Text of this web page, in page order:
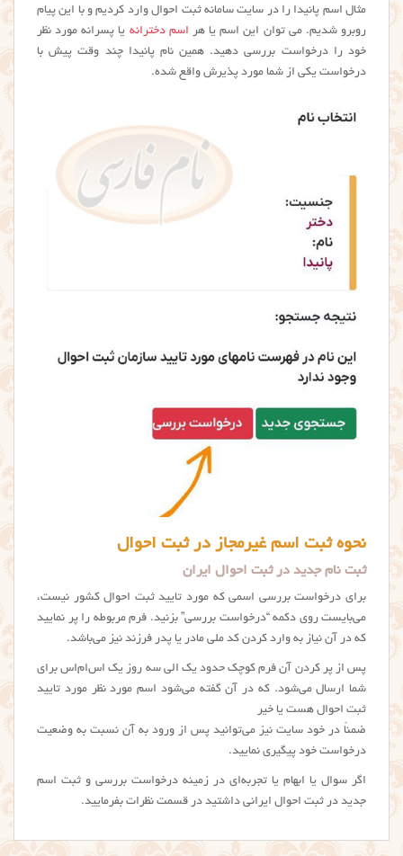
مثال اسم پانیدا را در سایت سامانه ثبت احوال وارد کردیم و با این پیام
روبرو شدیم. می توان این اسم یا هر اسم دخترانه یا پسرانه مورد نظر
خود را درخواست بررسی دهید. همین نام پانیدا چند وقت پیش با
درخواست یکی از شما مورد پذیرش واقع شده.
نحوه ثبت اسم غیرمجاز در ثبت احوال
ثبت نام جدید در ثبت احوال ایران
برای درخواست بررسی اسمی که مورد تایید ثبت احوال کشور نیست،
می‌بایست روی دکمه “درخواست بررسی” بزنید. فرم مربوطه را پر نمایید
که در آن نیاز به وارد کردن کد ملی مادر یا پدر فرزند نیز می‌باشد.
پس از پر کردن آن فرم کوچک حدود یک الی سه روز یک اس‌ام‌اس برای
شما ارسال می‌شود. که در آن گفته می‌شود اسم مورد نظر مورد تایید
ثبت احوال هست یا خیر
ضمناً در خود سایت نیز می‌توانید پس از ورود به آن نسبت به وضعیت
درخواست خود پیگیری نمایید.
اگر سوال یا ابهام یا تجربه‌ای در زمینه درخواست بررسی و ثبت اسم
جدید در ثبت احوال ایرانی داشتید در قسمت نظرات بفرمایید.